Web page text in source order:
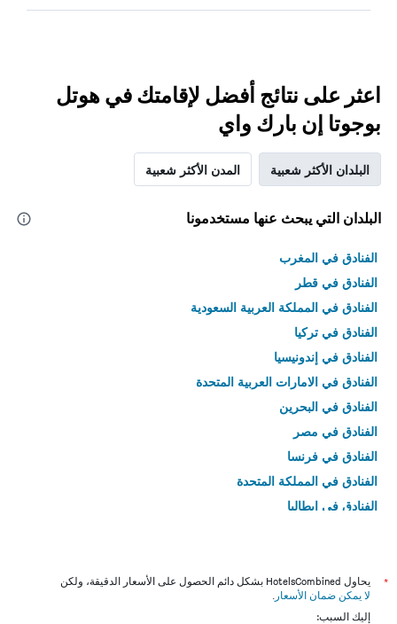
اعثر على نتائج أفضل لإقامتك في هوتل
بوجوتا إن بارك واي
البلدان الأكثر شعبية المدن الأكثر شعبية
البلدان التي يبحث عنها مستخدمونا
الفنادق في المغرب
الفنادق في قطر
الفنادق في المملكة العربية السعودية
الفنادق في تركيا
الفنادق في إندونيسيا
الفنادق في الامارات العربية المتحدة
الفنادق في البحرين
الفنادق في مصر
الفنادق في فرنسا
الفنادق في المملكة المتحدة
الفنادق في إيطاليا
*
يحاول HotelsCombined بشكل دائم الحصول على الأسعار الدقيقة، ولكن
لا يمكن ضمان الأسعار .
إليك السبب: